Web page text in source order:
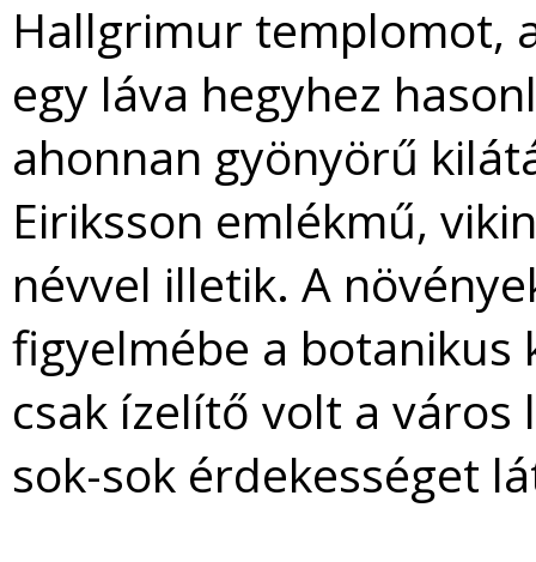
Hallgrimur templomot,
egy láva hegyhez
ahonnan gyönyörű
Eiriksson emlékmű,
névvel illetik. A
figyelmébe a botanikus
csak ízelítő volt a
sok-sok érdekességet